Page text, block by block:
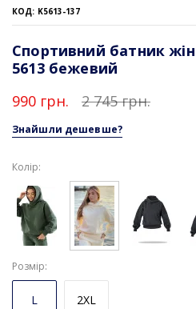
КОД: K5613-137
Спортивний батник
5613 бежевий
990 грн.
2 745 грн.
Знайшли дешевше?
Колір:
Розмір
L 2XL